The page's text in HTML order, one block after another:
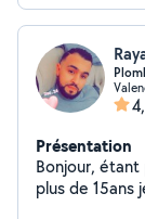
Présentation
Bonjour,
plus de 15ans